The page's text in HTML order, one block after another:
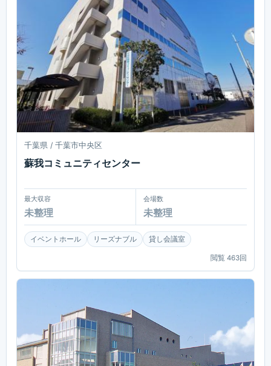
千葉県 / 千葉市中央区
蘇我コミュニティセンター
最大収容
未整理
会場数
未整理
イベントホール リーズナブル 貸し会議室
閲覧 463回